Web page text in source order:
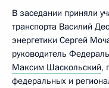
В заседании приняли
транспорта Василий
энергетики Сергей
руководитель
Максим Шаскольский,
федеральных и